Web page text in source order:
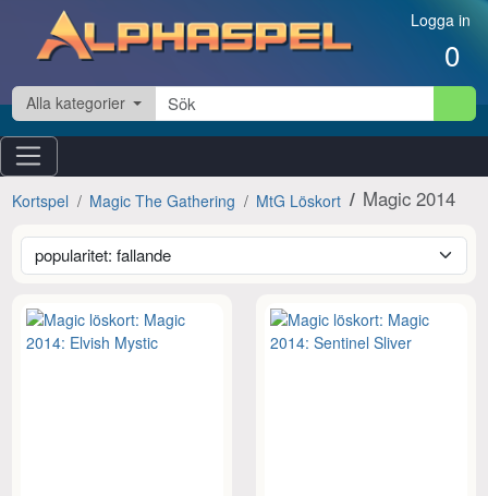
Hoppa till innehåll Logga in
0
Alla kategorier
Kortspel Magic The Gathering MtG Löskort Magic 2014